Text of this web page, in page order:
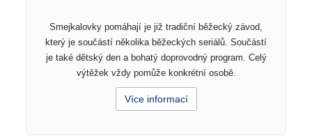
Smejkalovky pomáhají je již tradiční běžecký závod,
který je součástí několika běžeckých seriálů. Součástí
je také dětský den a bohatý doprovodný program. Celý
výtěžek vždy pomůže konkrétní osobě.
Více informací